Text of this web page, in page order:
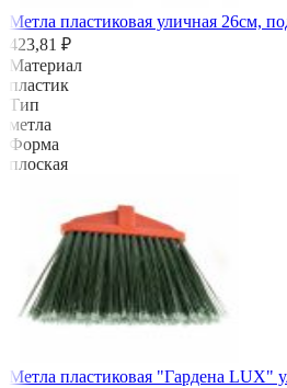
Метла пластиковая уличная 26см,
423,81 ₽
Материал
пластик
Тип
метла
Форма
плоская
Метла пластиковая "Гардена LUX"